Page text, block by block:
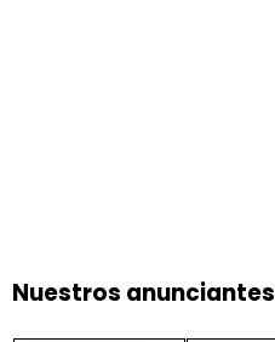
Nuestros anunciantes